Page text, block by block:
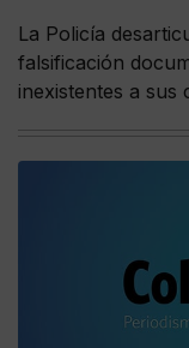
La Policía
falsificación
inexistentes a sus